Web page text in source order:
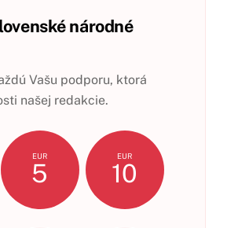
národné
Vašu podporu, ktorá
našej redakcie.
EUR
5
EUR
10